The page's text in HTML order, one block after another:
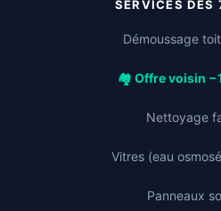
SERVICES DÈS
Démoussage
🏘️ Offre voisin
Nettoyage
Vitres (eau
Panneaux